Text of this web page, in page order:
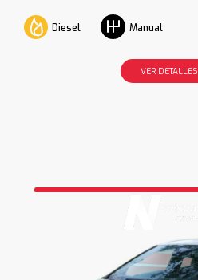
Diesel Manual
VER DETALLES